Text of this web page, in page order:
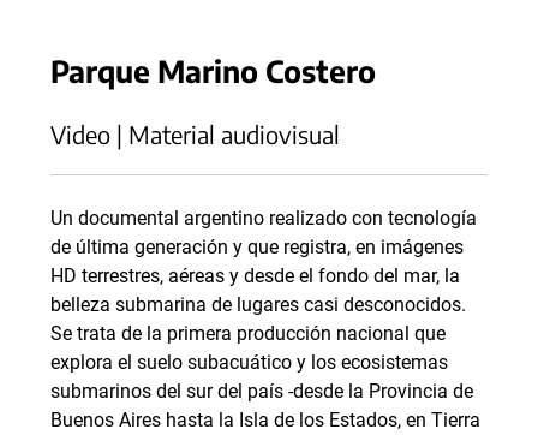
Parque Marino Costero
Video | Material audiovisual
Un documental argentino realizado con tecnología
de última generación y que registra, en imágenes
HD terrestres, aéreas y desde el fondo del mar, la
belleza submarina de lugares casi desconocidos.
Se trata de la primera producción nacional que
explora el suelo subacuático y los ecosistemas
submarinos del sur del país -desde la Provincia de
Buenos Aires hasta la Isla de los Estados, en Tierra